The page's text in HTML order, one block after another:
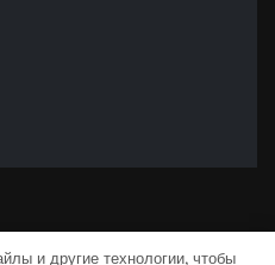
и другие технологии, чтобы